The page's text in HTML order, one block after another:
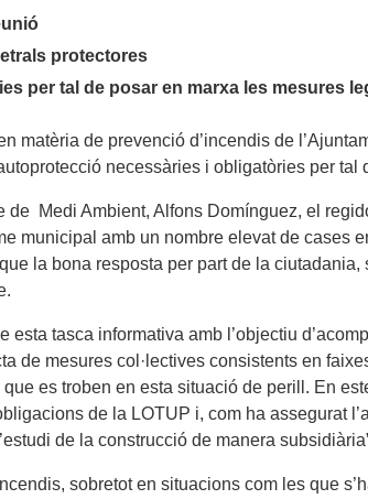
protectores
per tal de posar en marxa les mesures
matèria de prevenció d’incendis de
necessàries i obligatòries per tal
de Medi Ambient, Alfons Domínguez, el
municipal amb un nombre elevat de
la bona resposta per part de la
esta tasca informativa amb l’objectiu
de mesures col·lectives consistents en
es troben en esta situació de perill. En
de la LOTUP i, com ha assegurat
de la construcció de manera
sobretot en situacions com les que